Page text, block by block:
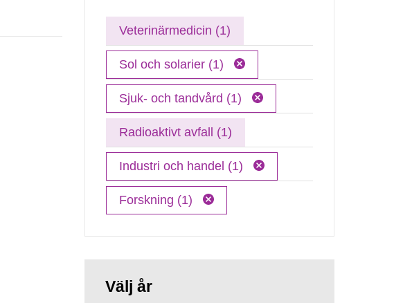
Veterinärmedicin (1)
Sol och solarier (1)
Sjuk- och tandvård (1)
Radioaktivt avfall (1)
Industri och handel (1)
Forskning (1)
Välj år